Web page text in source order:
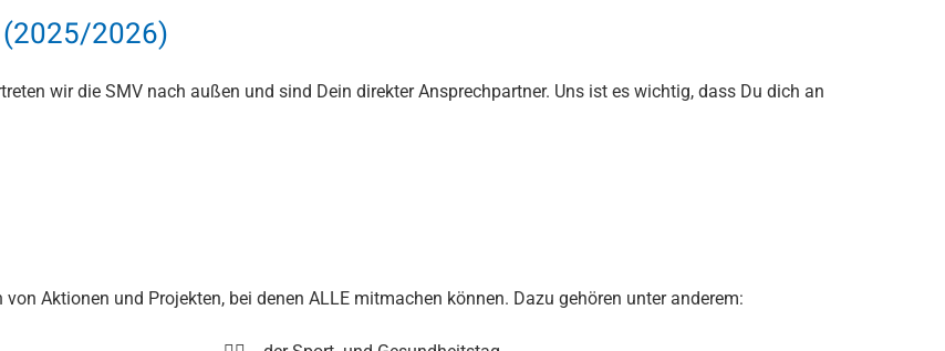
(2025/2026)
wir die SMV nach außen und sind Dein direkter Ansprechpartner. Uns ist es wichtig, dass Du dich an
von Aktionen und Projekten, bei denen ALLE mitmachen können. Dazu gehören unter anderem: